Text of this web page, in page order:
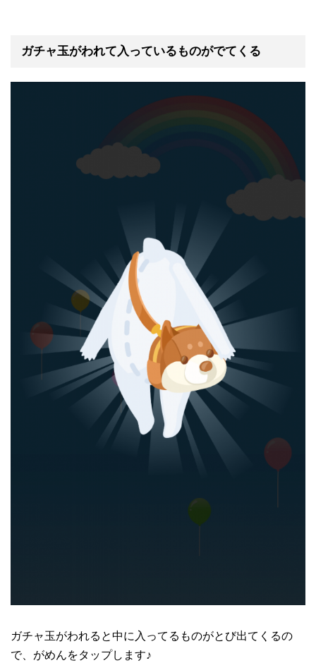
ガチャ玉がわれて入っているものがでてくる
ガチャ玉がわれると中に入ってるものがとび出てくるの
で、がめんをタップします♪